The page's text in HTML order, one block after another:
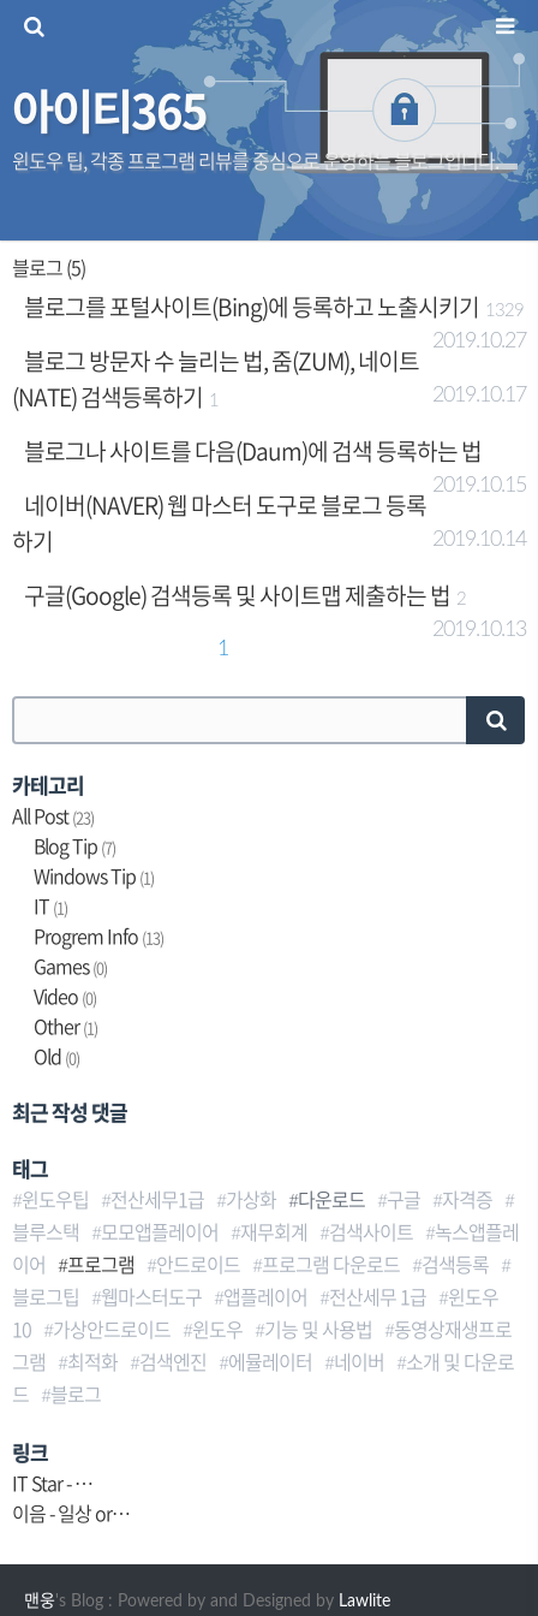
아이티365
윈도우 팁, 각종 프로그램 리뷰를 중심으로 운영하는 블로그입니다.
블로그 (5)
블로그를 포털사이트(Bing)에 등록하고 노출시키기 1329
2019.10.27
블로그 방문자 수 늘리는 법, 줌(ZUM), 네이트
(NATE) 검색등록하기 1 2019.10.17
블로그나 사이트를 다음(Daum)에 검색 등록하는 법
2019.10.15
네이버(NAVER) 웹 마스터 도구로 블로그 등록
하기
2019.10.14
구글(Google) 검색등록 및 사이트맵 제출하는 법 2
2019.10.13
1
카테고리
All Post(23)
Blog Tip (7)
Windows Tip (1)
IT (1)
Progrem Info (13)
Games(0)
Video (0)
Other(1)
Old (0)
최근 작성 댓글
태그
윈도우팁 전산세무1급 가상화 다운로드 구글
자격증
블루스택
모모앱플레이어 재무회계 검색사이트
녹스앱플레
이어
프로그램 안드로이드 프로그램 다운로드
검색등록
블로그팁
웹마스터도구 앱플레이어 전산세무 1급
윈도우
10
가상안드로이드 윈도우 기능 및 사용법
동영상재생프로
그램
최적화 검색엔진 에뮬레이터 네이버
소개 및 다운로
드
블로그
링크
IT Star - …
이음 - 일상 or…
맨웅's Blog : Powered by and Designed by Lawlite